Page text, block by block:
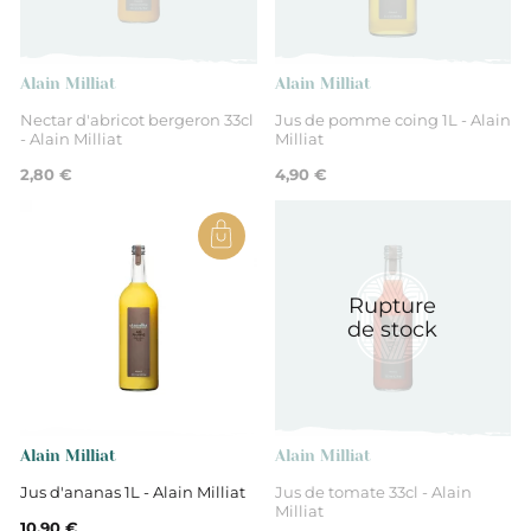
Alain Milliat
Nectar d'abricot bergeron 33cl
- Alain Milliat
2,80 €
Alain Milliat
Jus de pomme coing 1L - Alain
Milliat
4,90 €
Alain Milliat
Jus d'ananas 1L - Alain Milliat
Rupture
de stock
Alain Milliat
Jus de tomate 33cl - Alain
Milliat